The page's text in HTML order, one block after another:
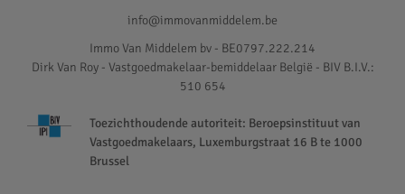
info@immovanmiddelem.be
Immo Van Middelem bv - BE0797.222.214
Dirk Van Roy - Vastgoedmakelaar-bemiddelaar België - BIV B.I.V.:
510 654
Toezichthoudende autoriteit: Beroepsinstituut van
Vastgoedmakelaars, Luxemburgstraat 16 B te 1000
Brussel